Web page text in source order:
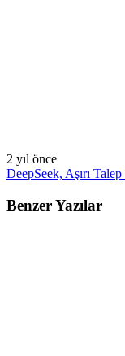
2 yıl önce
DeepSeek, Aşırı
Benzer Yazılar